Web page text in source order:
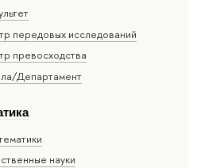
передовых исследований
превосходства
Департамент
науки